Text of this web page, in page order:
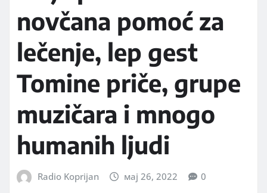
novčana pomoć za
lečenje, lep gest
Tomine priče, grupe
muzičara i mnogo
humanih ljudi
Radio Koprijan мај 26, 2022 0